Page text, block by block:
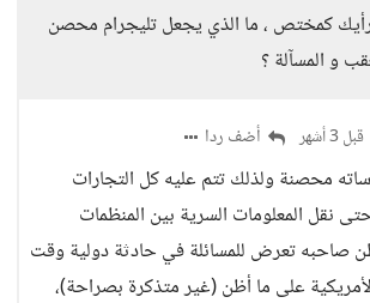
كمختص ، ما الذي يجعل تليجرام محصن
و المسآلة ؟
قبل 3 أشهر أضف ردا
محصنة ولذلك تتم عليه كل التجارات
نقل المعلومات السرية بين المنظمات
صاحبه تعرض للمسائلة في حادثة دولية وقت
على ما أظن (غير متذكرة بصراحة)،